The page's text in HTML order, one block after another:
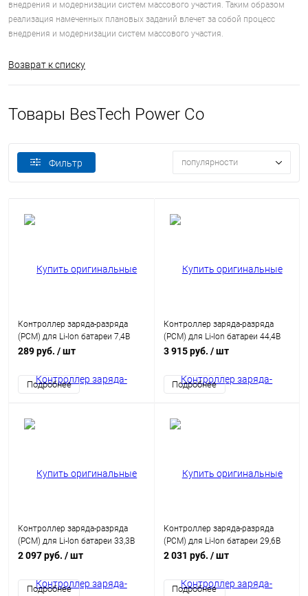
внедрения и модернизации систем массового участия. Таким образом
реализация намеченных плановых заданий влечет за собой процесс
внедрения и модернизации систем массового участия.
Возврат к списку
Товары BesTech Power Co
Фильтр популярности
Контроллер заряда-разряда
(PCM) для Li-Ion батареи 7,4В
08A с балансиром HX-2S-JH10
289 руб. / шт
Подробнее
Контроллер заряда-разряда
(PCM) для Li-Ion батареи 44,4В
35A HCX-D684V1-12S
3 915 руб. / шт
Подробнее
Контроллер заряда-разряда
(PCM) для Li-Ion батареи 33,3В
15A HCX-D675V2-9S
2 097 руб. / шт
Подробнее
Контроллер заряда-разряда
(PCM) для Li-Ion батареи 29,6В
15A HCX-D675V2-8S
2 031 руб. / шт
Подробнее